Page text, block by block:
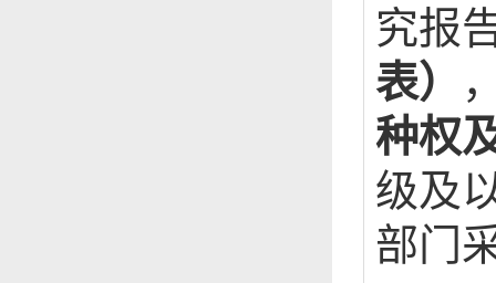
究报
表）
种权
级及
部门